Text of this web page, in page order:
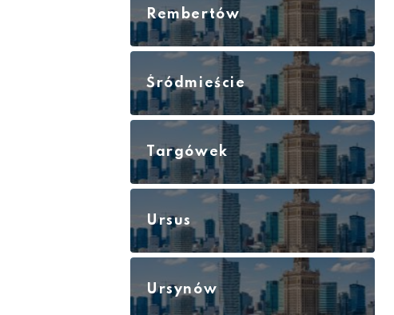
Rembertów
Śródmieście
Targówek
Ursus
Ursynów